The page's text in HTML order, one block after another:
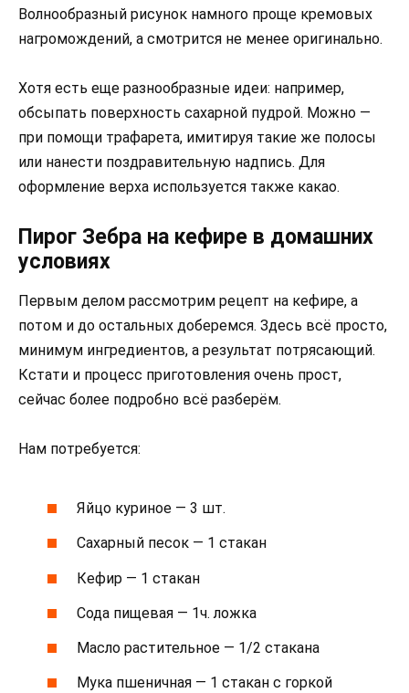
Волнообразный рисунок намного проще кремовых
нагромождений, а смотрится не менее оригинально.
Хотя есть еще разнообразные идеи: например,
обсыпать поверхность сахарной пудрой. Можно —
при помощи трафарета, имитируя такие же полосы
или нанести поздравительную надпись. Для
оформление верха используется также какао.
Пирог Зебра на кефире в домашних
условиях
Первым делом рассмотрим рецепт на кефире, а
потом и до остальных доберемся. Здесь всё просто,
минимум ингредиентов, а результат потрясающий.
Кстати и процесс приготовления очень прост,
сейчас более подробно всё разберём.
Нам потребуется:
Яйцо куриное — 3 шт.
Сахарный песок — 1 стакан
Кефир — 1 стакан
Сода пищевая — 1ч. ложка
Масло растительное — 1/2 стакана
Мука пшеничная — 1 стакан с горкой